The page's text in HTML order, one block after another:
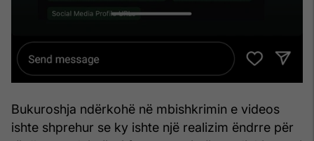
Bukuroshja ndërkohë në mbishkrimin e videos
ishte shprehur se ky ishte një realizim ëndrre për